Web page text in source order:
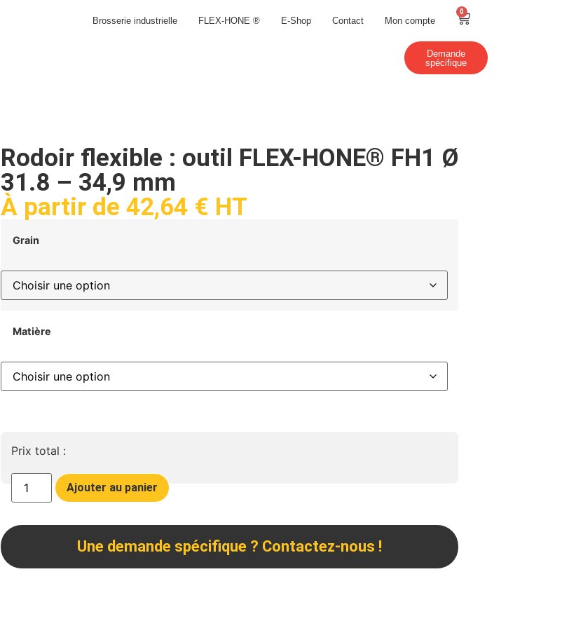
Brosserie industrielle FLEX-HONE ® E-Shop Contact Mon compte
0
Demande
spécifique
Rodoir flexible : outil FLEX-HONE® FH1 Ø
31.8 – 34,9 mm
À partir de 42,64 € HT
Grain
Matière
Prix total :
Ajouter au panier
Une demande spécifique ? Contactez-nous !